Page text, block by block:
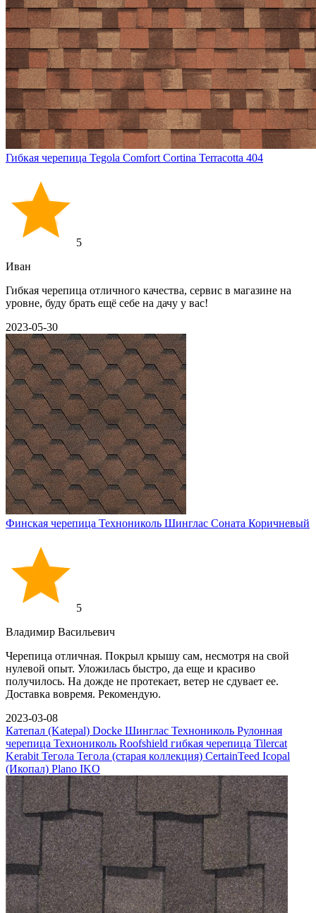
Гибкая черепица Tegola Comfort Cortina Terracotta 404
5
Иван
Гибкая черепица отличного качества, сервис в магазине на
уровне, буду брать ещё себе на дачу у вас!
2023-05-30
Финская черепица Технониколь Шинглас Соната Коричневый
5
Владимир Васильевич
Черепица отличная. Покрыл крышу сам, несмотря на свой
нулевой опыт. Уложилась быстро, да еще и красиво
получилось. На дожде не протекает, ветер не сдувает ее.
Доставка вовремя. Рекомендую.
2023-03-08
Катепал (Katepal) Docke Шинглас Технониколь Рулонная
черепица Технониколь Roofshield гибкая черепица Tilercat
Kerabit Тегола Тегола (старая коллекция) CertainTeed Icopal
(Икопал) Plano IKO